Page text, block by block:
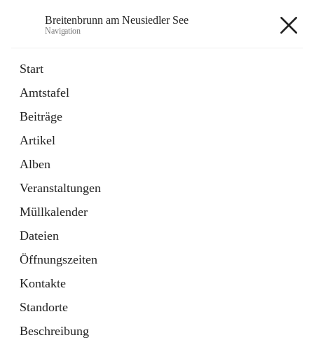
Breitenbrunn am Neusiedler See
Navigation
Start
Amtstafel
Beiträge
Artikel
Alben
Veranstaltungen
Müllkalender
Dateien
Öffnungszeiten
Kontakte
Standorte
Beschreibung
18 Schnellzugriffe
Gemeindeservice